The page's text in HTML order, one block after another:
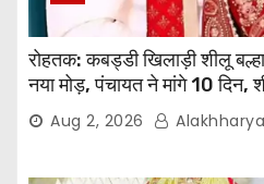
रोहतक: कबड्डी खिलाड़ी शीलू
नया मोड़, पंचायत ने मांगे 10 दिन,
Aug 2, 2026